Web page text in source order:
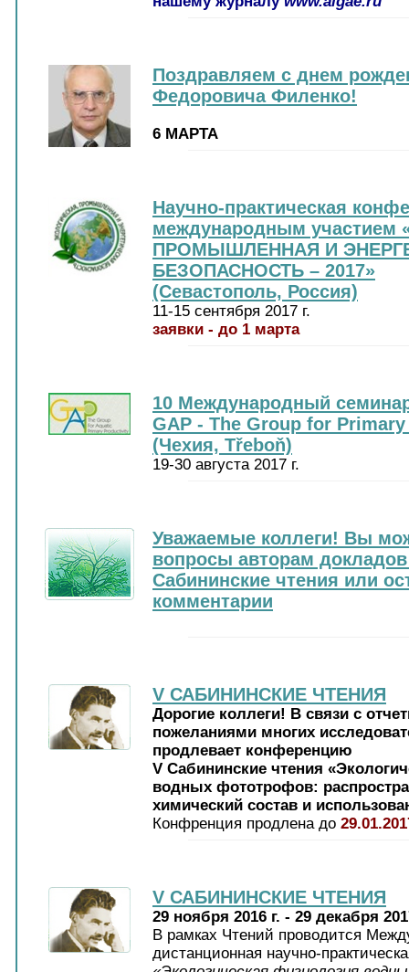
Поздравляем с днем
Федоровича Филенко!
6 МАРТА
Научно-практическая
международным
ПРОМЫШЛЕННАЯ И
БЕЗОПАСНОСТЬ – 2017»
(Севастополь, Россия)
11-15 сентября 2017 г.
заявки - до 1 марта
10 Международный
GAP - The Group for
(Чехия, Třeboň)
19-30 августа 2017 г.
Уважаемые коллеги! Вы
вопросы авторам
Сабининские чтения или
комментарии
V САБИНИНСКИЕ ЧТЕНИЯ
Дорогие коллеги! В связи с
пожеланиями многих
продлевает конференцию
V Сабининские чтения
водных фототрофов:
химический состав и
Конфренция продлена до
V САБИНИНСКИЕ ЧТЕНИЯ
29 ноября 2016 г. - 29 декабря
В рамках Чтений проводится
дистанционная научно-